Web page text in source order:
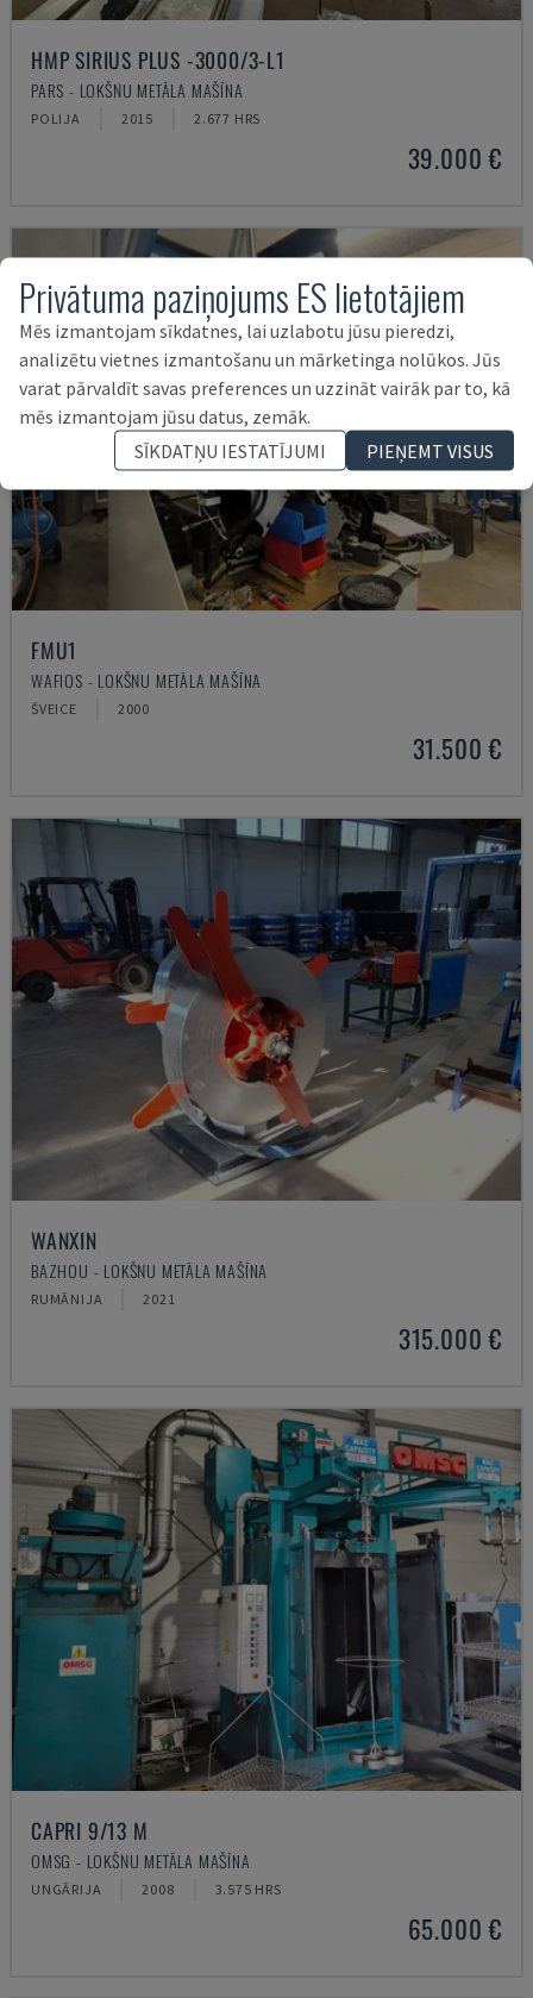
HMP SIRIUS PLUS -3000/3-L1
PARS - LOKŠŅU METĀLA MAŠĪNA
POLIJA 2015 2.677 HRS
39.000 €
FMU1
WAFIOS - LOKŠŅU METĀLA MAŠĪNA
ŠVEICE 2000
31.500 €
WANXIN
BAZHOU - LOKŠŅU METĀLA MAŠĪNA
RUMĀNIJA 2021
315.000 €
CAPRI 9/13 M
OMSG - LOKŠŅU METĀLA MAŠĪNA
UNGĀRIJA 2008 3.575 HRS
65.000 €
Privātuma paziņojums ES lietotājiem
Mēs izmantojam sīkdatnes, lai uzlabotu jūsu pieredzi,
analizētu vietnes izmantošanu un mārketinga nolūkos. Jūs
varat pārvaldīt savas preferences un uzzināt vairāk par to, kā
mēs izmantojam jūsu datus, zemāk.
SĪKDATŅU IESTATĪJUMI
PIEŅEMT VISUS